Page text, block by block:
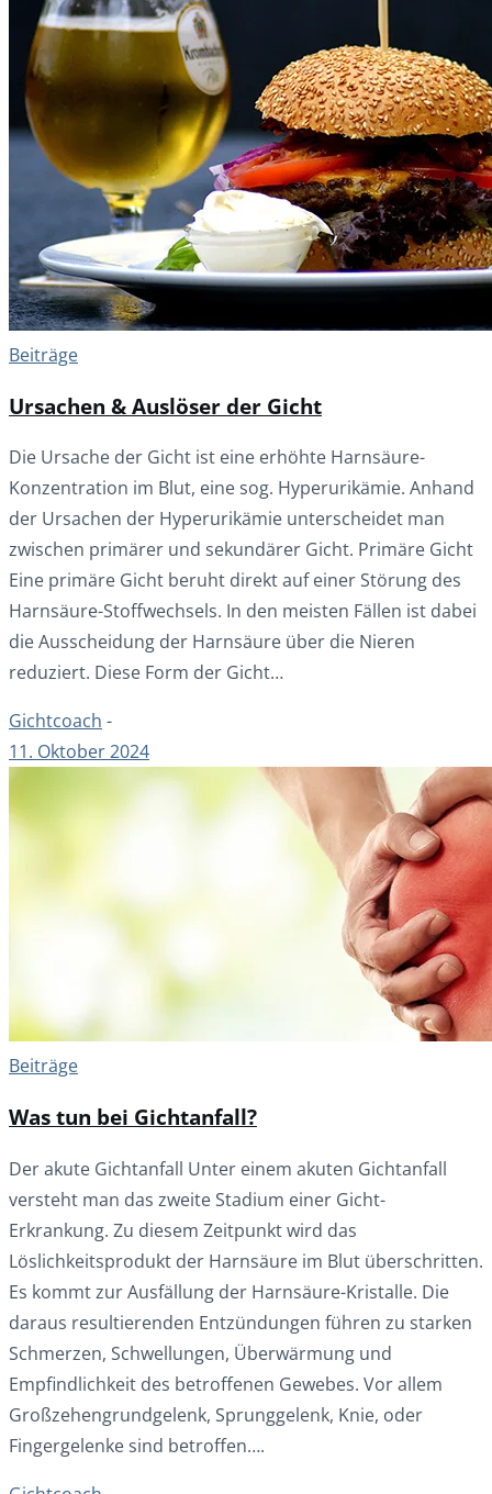
Beiträge
Ursachen & Auslöser der Gicht
Die Ursache der Gicht ist eine erhöhte Harnsäure-
Konzentration im Blut, eine sog. Hyperurikämie. Anhand
der Ursachen der Hyperurikämie unterscheidet man
zwischen primärer und sekundärer Gicht. Primäre Gicht
Eine primäre Gicht beruht direkt auf einer Störung des
Harnsäure-Stoffwechsels. In den meisten Fällen ist dabei
die Ausscheidung der Harnsäure über die Nieren
reduziert. Diese Form der Gicht…
Gichtcoach -
11. Oktober 2024
Beiträge
Was tun bei Gichtanfall?
Der akute Gichtanfall Unter einem akuten Gichtanfall
versteht man das zweite Stadium einer Gicht-
Erkrankung. Zu diesem Zeitpunkt wird das
Löslichkeitsprodukt der Harnsäure im Blut überschritten.
Es kommt zur Ausfällung der Harnsäure-Kristalle. Die
daraus resultierenden Entzündungen führen zu starken
Schmerzen, Schwellungen, Überwärmung und
Empfindlichkeit des betroffenen Gewebes. Vor allem
Großzehengrundgelenk, Sprunggelenk, Knie, oder
Fingergelenke sind betroffen….